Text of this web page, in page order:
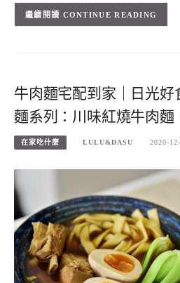
CONTINUE READING
牛肉麵宅配到家｜日光
麵系列：川味紅燒牛肉麵
在家吃什麼 LULU&DASU 2020-